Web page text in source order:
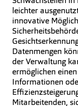
leichter
innovative
Datenmengen
der Verwaltung
ermöglichen
Informationen
Mitarbeitenden,